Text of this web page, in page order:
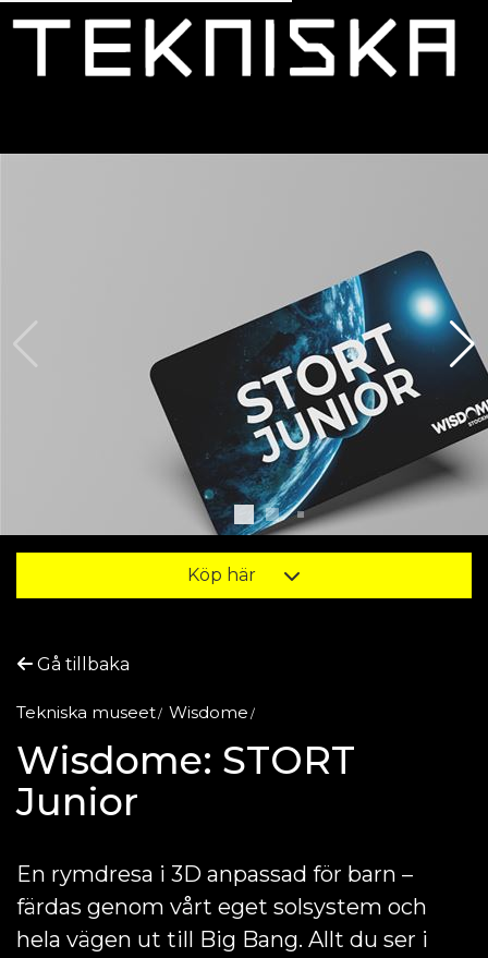
Köp här
Gå tillbaka
Tekniska museet Wisdome
Wisdome: STORT
Junior
En rymdresa i 3D anpassad för barn –
färdas genom vårt eget solsystem och
hela vägen ut till Big Bang. Allt du ser i